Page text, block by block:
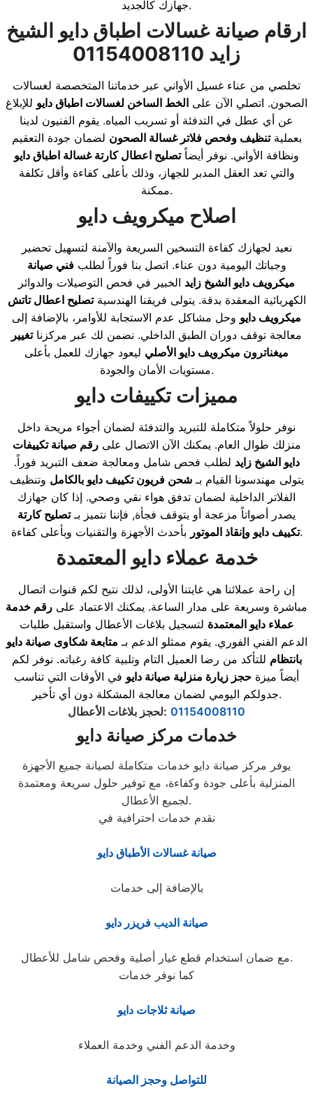
جهازك كالجديد.
ارقام صيانة غسالات اطباق دايو الشيخ
زايد 01154008110
تخلصي من عناء غسيل الأواني عبر خدماتنا المتخصصة لغسالات
الصحون. اتصلي الآن على الخط الساخن لغسالات اطباق دايو للإبلاغ
عن أي عطل في التدفئة أو تسريب المياه. يقوم الفنيون لدينا
بعمليةتنظيف وفحص فلاتر غسالة الصحون لضمان جودة التعقيم
ونظافة الأواني. نوفر أيضاًتصليح اعطال كارتة غسالة اطباق دايو
والتي تعد العقل المدبر للجهاز، وذلك بأعلى كفاءة وأقل تكلفة
ممكنة.
اصلاح ميكرويف دايو
نعيد لجهازك كفاءة التسخين السريعة والآمنة لتسهيل تحضير
وجباتك اليومية دون عناء. اتصل بنا فوراً لطلبفني صيانة
ميكرويف دايو الشيخ زايد الخبير في فحص التوصيلات والدوائر
الكهربائية المعقدة بدقة. يتولى فريقنا الهندسيةتصليح اعطال تاتش
ميكرويف دايو وحل مشاكل عدم الاستجابة للأوامر، بالإضافة إلى
معالجة توقف دوران الطبق الداخلي. نضمن لك عبر مركزناتغيير
ميغناترون ميكرويف دايو الأصلي ليعود جهازك للعمل بأعلى
مستويات الأمان والجودة.
مميزات تكييفات دايو
نوفر حلولاً متكاملة للتبريد والتدفئة لضمان أجواء مريحة داخل
منزلك طوال العام. يمكنك الآن الاتصال علىرقم صيانة تكييفات
دايو الشيخ زايد لطلب فحص شامل ومعالجة ضعف التبريد فوراً.
يتولى مهندسونا القيام بـشحن فريون تكييف دايو بالكامل وتنظيف
الفلاتر الداخلية لضمان تدفق هواء نقي وصحي. إذا كان جهازك
يصدر أصواتاً مزعجة أو يتوقف فجأة, فإننا نتميز بـتصليح كارتة
تكييف دايو وإنقاذ الموتوربأحدث الأجهزة والتقنيات وبأعلى كفاءة.
خدمة عملاء دايو المعتمدة
إن راحة عملائنا هي غايتنا الأولى، لذلك نتيح لكم قنوات اتصال
مباشرة وسريعة على مدار الساعة. يمكنك الاعتماد على رقم خدمة
عملاء دايو المعتمدة لتسجيل بلاغات الأعطال واستقبل طلبات
الدعم الفني الفوري. يقوم ممثلو الدعم بـ متابعة شكاوى صيانة دايو
بانتظام للتأكد من رضا العميل التام وتلبية كافة رغباته. نوفر لكم
أيضاً ميزة حجز زيارة منزلية صيانة دايو في الأوقات التي تناسب
جدولكم اليومي لضمان معالجة المشكلة دون أي تأخير.
لحجز بلاغات الأعطال: 01154008110
خدمات مركز صيانة دايو
يوفر مركز صيانة دايو خدمات متكاملة لصيانة جميع الأجهزة
المنزلية بأعلى جودة وكفاءة، مع توفير حلول سريعة ومعتمدة
لجميع الأعطال.
نقدم خدمات احترافية في
صيانة غسالات الأطباق دايو
بالإضافة إلى خدمات
صيانة الديب فريزر دايو
مع ضمان استخدام قطع غيار أصلية وفحص شامل للأعطال.
كما نوفر خدمات
صيانة ثلاجات دايو
وخدمة الدعم الفني وخدمة العملاء
للتواصل وحجز الصيانة